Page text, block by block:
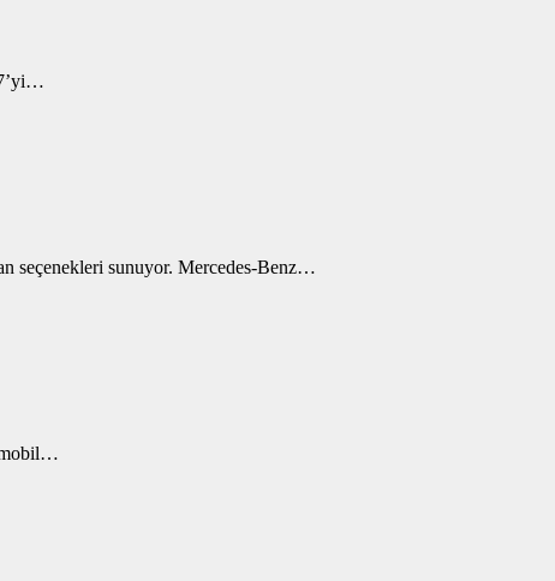
seçenekleri sunuyor. Mercedes-Benz…